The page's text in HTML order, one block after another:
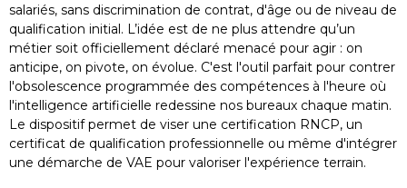
salariés, sans discrimination de contrat, d'âge ou de niveau de
qualification initial. L’idée est de ne plus attendre qu’un
métier soit officiellement déclaré menacé pour agir : on
anticipe, on pivote, on évolue. C'est l'outil parfait pour contrer
l'obsolescence programmée des compétences à l'heure où
l'intelligence artificielle redessine nos bureaux chaque matin.
Le dispositif permet de viser une certification RNCP, un
certificat de qualification professionnelle ou même d'intégrer
une démarche de VAE pour valoriser l'expérience terrain.